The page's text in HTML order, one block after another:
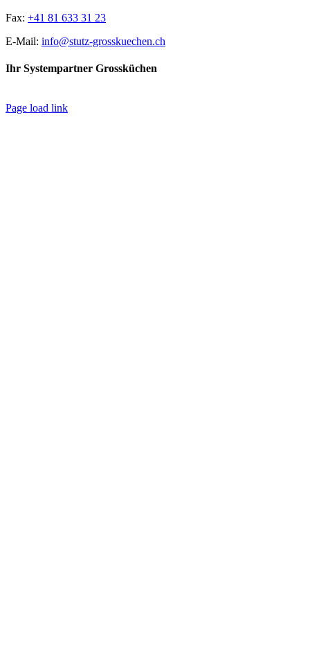
Fax: +41 81 633 31 23
E-Mail: info@stutz-grosskuechen.ch
Ihr Systempartner Grossküchen
Page load link